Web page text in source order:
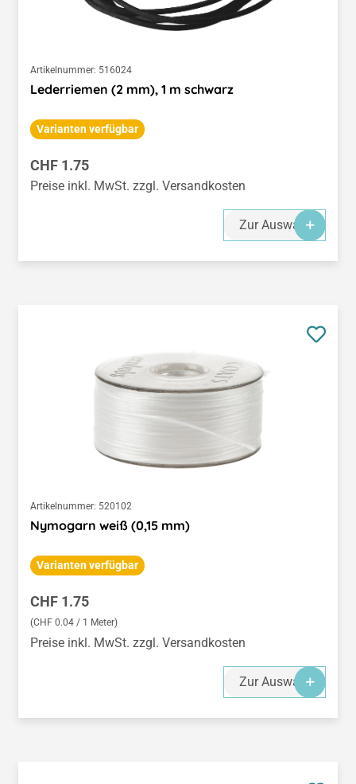
Artikelnummer: 516024
Lederriemen (2 mm), 1 m schwarz
Varianten verfügbar
Regulärer Preis:
CHF 1.75
Preise inkl. MwSt. zzgl. Versandkosten
Zur Auswahl
Artikelnummer: 520102
Nymogarn weiß (0,15 mm)
Varianten verfügbar
Regulärer Preis:
CHF 1.75
(CHF 0.04 / 1 Meter)
Preise inkl. MwSt. zzgl. Versandkosten
Zur Auswahl